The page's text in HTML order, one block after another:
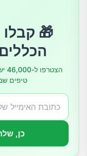
האם אני צריכה
טיפים
כן,